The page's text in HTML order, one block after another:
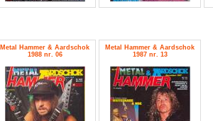
Metal Hammer & Aardschok
1988 nr. 06
Metal Hammer & Aardschok
1987 nr. 13